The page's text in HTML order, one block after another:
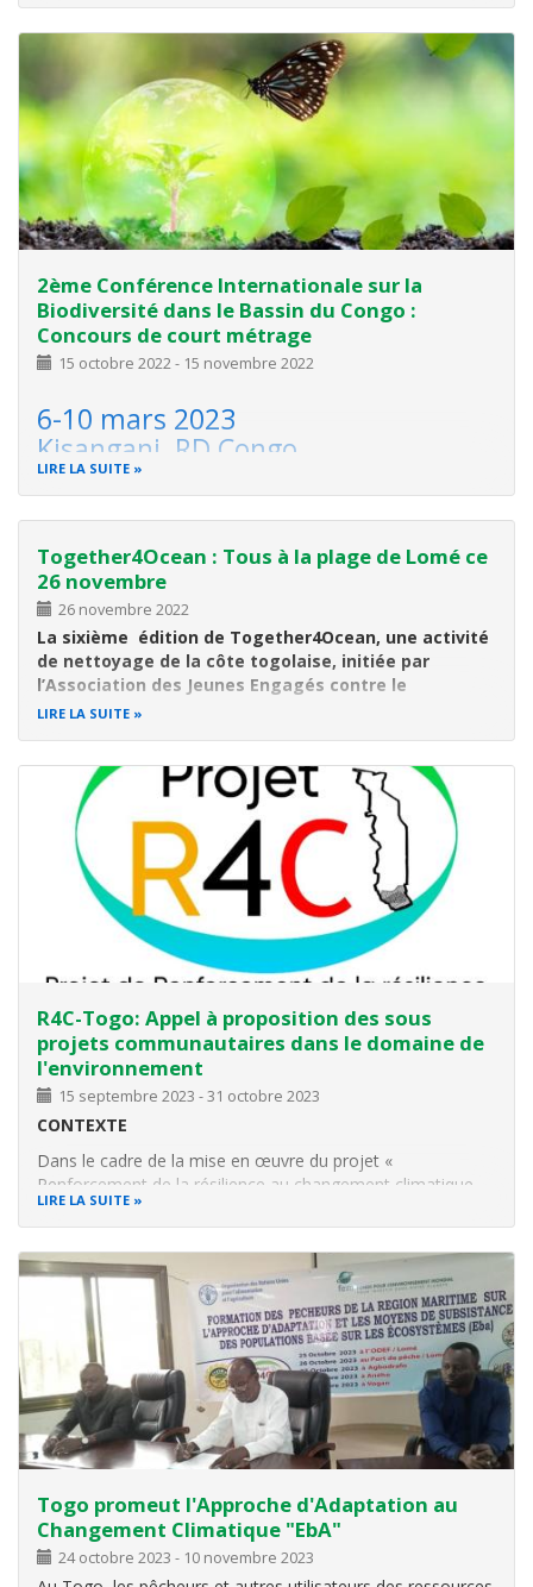
Les populations riveraines du parc national Fazao-
2ème Conférence Internationale sur la
Biodiversité dans le Bassin du Congo :
Concours de court métrage
15 octobre 2022- 15 novembre 2022
6-10 mars 2023
Kisangani, RD Congo
Centre de Surveillance de la
Biodiversité
Concours courts métrages
Dans le cadre de la 2ème Conférence Internationale sur la
Biodiversité dans le Bassin du Congo qui se tiendra du 6 au
10 mars 2023, le programmeCEBioSet leCentre de
Surveillance de la
LIRE LA SUITE
Together4Ocean : Tous à la plage de Lomé ce
26 novembre
26 novembre 2022
La sixième édition de Together4Ocean, une activité
de nettoyage de la côte togolaise, initiée par
l’Association des Jeunes Engagés contre le
Changement Climatique (AJECC) sera effective ce
Lancée le 8 juin 2022
LIRE LA SUITE
R4C-Togo: Appel à proposition des sous
projets communautaires dans le domaine de
l'environnement
15 septembre 2023 -31 octobre 2023
CONTEXTE
Dans le cadre de la mise en œuvre du projet «
Renforcement de la résilience au changement climatique
des communautés côtières du Togo (R4C-Togo) », financé
par le Fonds pour l’environnement mondial (FEM) via
l’Organisation des Nations Unies pour l’alimentation et
l’agriculture (FAO), il
LIRE LA SUITE
Togo promeut l'Approche d'Adaptation au
Changement Climatique "EbA"
24 octobre 2023 - 10 novembre 2023